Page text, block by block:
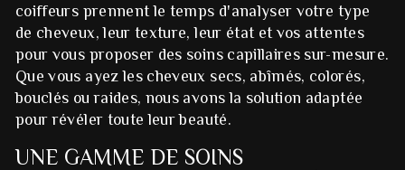
coiffeurs prennent le temps d'analyser votre type
de cheveux, leur texture, leur état et vos attentes
pour vous proposer des soins capillaires sur-mesure.
Que vous ayez les cheveux secs, abîmés, colorés,
bouclés ou raides, nous avons la solution adaptée
pour révéler toute leur beauté.
UNE GAMME DE SOINS